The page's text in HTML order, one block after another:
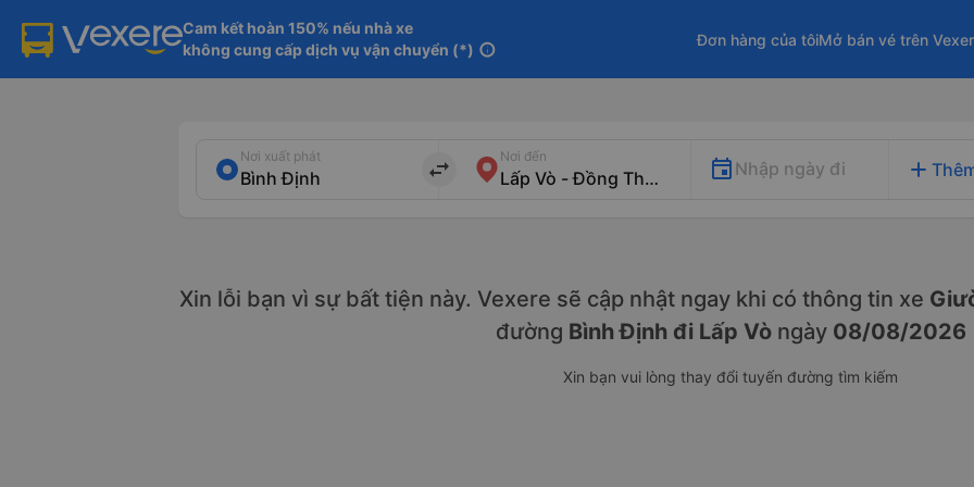
Cam kết hoàn 150% nếu nhà xe
không cung cấp dịch vụ vận chuyển (*) info
Đơn hàng của tôiMở bán vé trên
Nơi xuất phát
import_export
Nơi đến
Nhập ngày đi add
Xin lỗi bạn vì sự bất tiện này. Vexere sẽ cập nhật ngay khi có thông tin xe
đường Bình Định đi Lấp Vòngày 08/08/2026
Xin bạn vui lòng thay đổi tuyến đường tìm kiếm